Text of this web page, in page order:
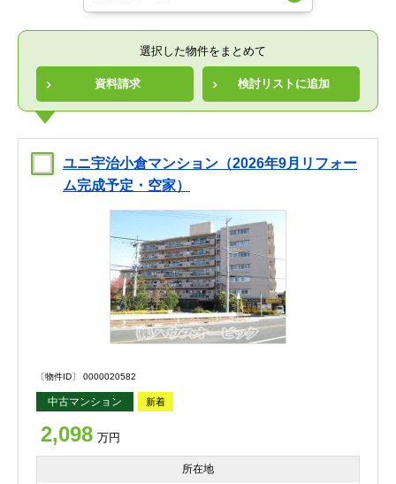
選択した物件をまとめて
資料請求 検討リストに追加
ユニ宇治小倉マンション（2026年9月リフォー
ム完成予定・空家）
〔物件ID〕 0000020582
中古マンション 新着
2,098 万円
所在地